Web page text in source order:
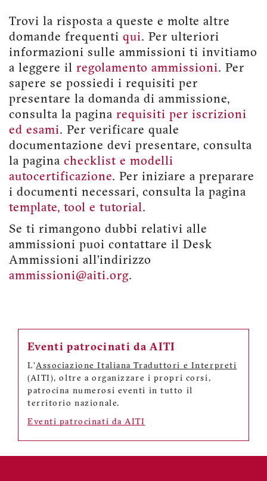
Trovi la risposta a queste e molte altre
domande frequenti qui. Per ulteriori
informazioni sulle ammissioni ti invitiamo
a leggere il regolamento ammissioni. Per
sapere se possiedi i requisiti per
presentare la domanda di ammissione,
consulta la pagina requisiti per iscrizioni
ed esami. Per verificare quale
documentazione devi presentare, consulta
la pagina checklist e modelli
autocertificazione. Per iniziare a preparare
i documenti necessari, consulta la pagina
template, tool e tutorial.
Se ti rimangono dubbi relativi alle
ammissioni puoi contattare il Desk
Ammissioni all’indirizzo
ammissioni@aiti.org.
Eventi patrocinati da AITI
L'Associazione Italiana Traduttori e Interpreti
(AITI), oltre a organizzare i propri corsi,
patrocina numerosi eventi in tutto il
territorio nazionale.
Eventi patrocinati da AITI